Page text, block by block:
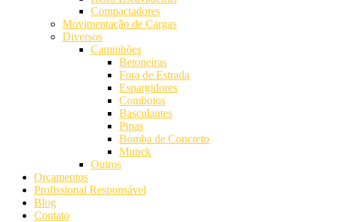
Compactadores
Movimentação de Cargas
Diversos
Caminhões
Betoneiras
Fora de Estrada
Espargidores
Comboios
Basculantes
Pipas
Bomba de Concreto
Munck
Outros
Orçamentos
Profissional Responsável
Blog
Contato